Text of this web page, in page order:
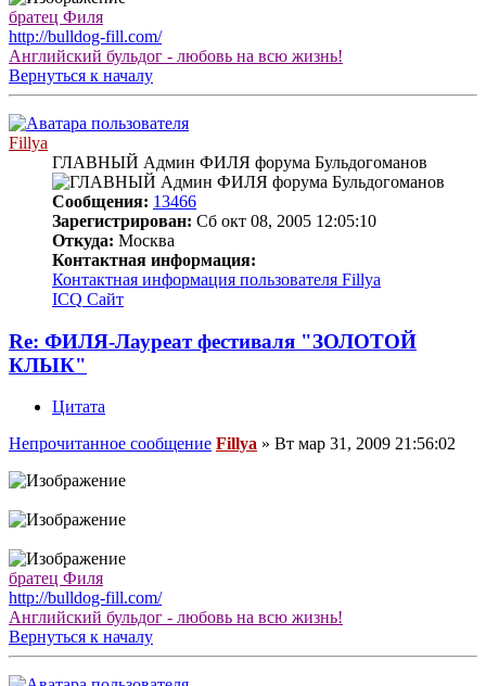
братец Филя
http://bulldog-fill.com/
Английский бульдог - любовь на всю жизнь!
Вернуться к началу
Fillya
ГЛАВНЫЙ Админ ФИЛЯ форума Бульдогоманов
Сообщения: 13466
Зарегистрирован: Сб окт 08, 2005 12:05:10
Откуда: Москва
Контактная информация:
Контактная информация пользователя Fillya
ICQ Сайт
Re: ФИЛЯ-Лауреат фестиваля "ЗОЛОТОЙ
КЛЫК"
Цитата
Непрочитанное сообщение Fillya » Вт мар 31, 2009 21:56:02
братец Филя
http://bulldog-fill.com/
Английский бульдог - любовь на всю жизнь!
Вернуться к началу